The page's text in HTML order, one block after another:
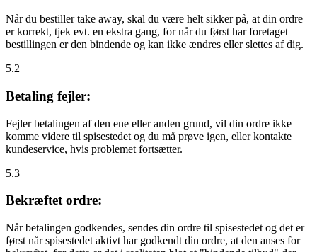
Når du bestiller take away, skal du være helt sikker på, at din ordre
er korrekt, tjek evt. en ekstra gang, for når du først har foretaget
bestillingen er den bindende og kan ikke ændres eller slettes af dig.
5.2
Betaling fejler:
Fejler betalingen af den ene eller anden grund, vil din ordre ikke
komme videre til spisestedet og du må prøve igen, eller kontakte
kundeservice, hvis problemet fortsætter.
5.3
Bekræftet ordre:
Når betalingen godkendes, sendes din ordre til spisestedet og det er
først når spisestedet aktivt har godkendt din ordre, at den anses for